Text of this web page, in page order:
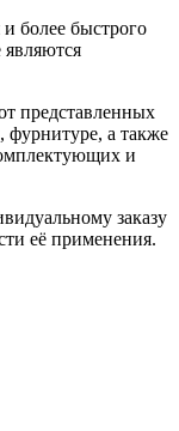
более быстрого
являются
представленных
фурнитуре, а также
и
заказу
её применения.